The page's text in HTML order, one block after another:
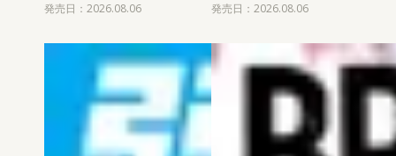
発売日：2026.08.06
発売日：2026.08.06